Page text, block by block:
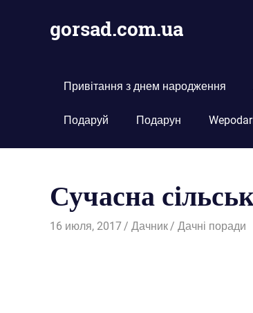
gorsad.com.ua
Привітання з днем народження
Подаруй Подарун
Сучасна
16 июля, 2017 Дачник Дачні поради